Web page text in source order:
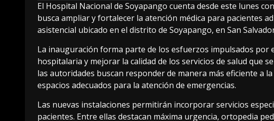
El Hospital Nacional de Soyapango cuenta desde este lunes
busca ampliar y fortalecer la atención médica para pacientes
asistencial ubicado en el distrito de Soyapango, en San
La inauguración forma parte de los esfuerzos impulsados
hospitalaria y mejorar la calidad de los servicios de salud que
las autoridades buscan responder de manera más eficiente a
espacios adecuados para la atención de emergencias.
Las nuevas instalaciones permitirán incorporar servicios
pacientes. Entre ellas destacan máxima urgencia, ortopedia